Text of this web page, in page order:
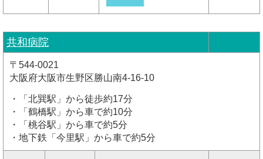
共和病院
〒544-0021
大阪府大阪市生野区勝山南4-16-10
・「北巽駅」から徒歩約17分
・「鶴橋駅」から車で約10分
・「桃谷駅」から車で約5分
・地下鉄「今里駅」から車で約5分